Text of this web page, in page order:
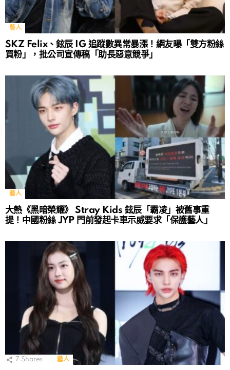
藝人
SKZ Felix、鉉辰 IG 追蹤數異常暴漲！網友曝「雙方粉絲
買粉」，批公司宣傳稿「助長惡意競爭」
藝人
大熱《黑暗榮耀》 Stray Kids 鉉辰「霸凌」被舊事重
提！中國粉絲 JYP 門前發起卡車示威要求「保護藝人」
7 Shares 藝人